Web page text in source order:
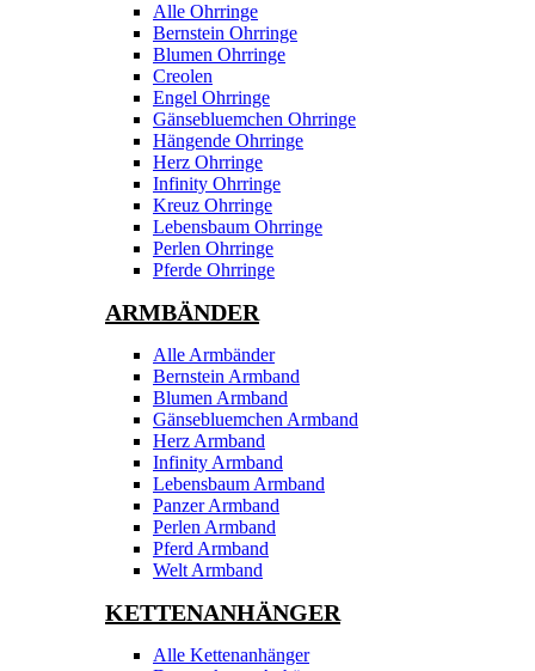
Alle Ohrringe
Bernstein Ohrringe
Blumen Ohrringe
Creolen
Engel Ohrringe
Gänsebluemchen Ohrringe
Hängende Ohrringe
Herz Ohrringe
Infinity Ohrringe
Kreuz Ohrringe
Lebensbaum Ohrringe
Perlen Ohrringe
Pferde Ohrringe
ARMBÄNDER
Alle Armbänder
Bernstein Armband
Blumen Armband
Gänsebluemchen Armband
Herz Armband
Infinity Armband
Lebensbaum Armband
Panzer Armband
Perlen Armband
Pferd Armband
Welt Armband
KETTENANHÄNGER
Alle Kettenanhänger